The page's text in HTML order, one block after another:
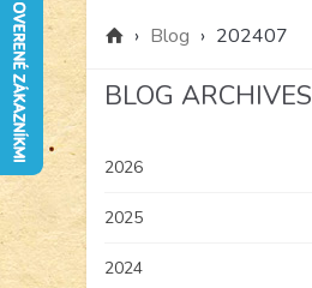
› Blog › 202407
BLOG ARCHIVES
2026
2025
2024